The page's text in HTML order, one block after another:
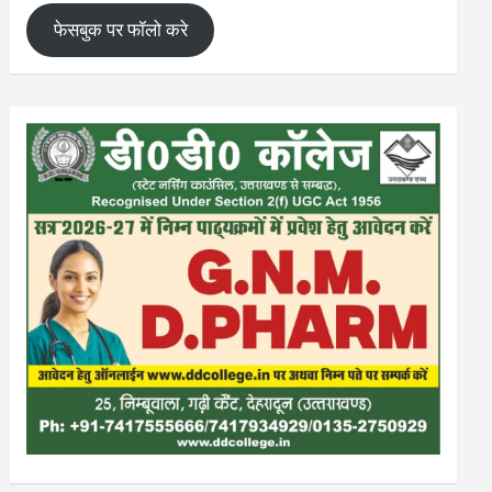
फेसबुक पर फॉलो करे